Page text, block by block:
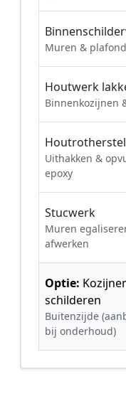
Muren &
Houtwerk
Binnenkozijnen
Houtrotherstel
Uithakken &
epoxy
Stucwerk
Muren
afwerken
Optie:
schilderen
Buitenzijde
bij onderhoud)